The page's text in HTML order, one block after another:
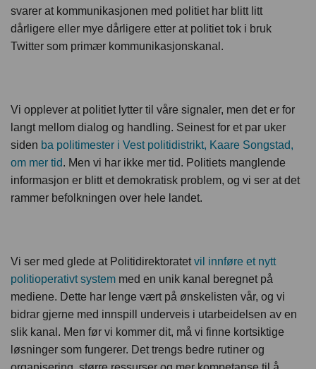
svarer at kommunikasjonen med politiet har blitt litt
dårligere eller mye dårligere etter at politiet tok i bruk
Twitter som primær kommunikasjonskanal.
Vi opplever at politiet lytter til våre signaler, men det er for
langt mellom dialog og handling. Seinest for et par uker
siden ba politimester i Vest politidistrikt, Kaare Songstad,
om mer tid. Men vi har ikke mer tid. Politiets manglende
informasjon er blitt et demokratisk problem, og vi ser at det
rammer befolkningen over hele landet.
Vi ser med glede at Politidirektoratetvil innføre et nytt
politioperativt system med en unik kanal beregnet på
mediene. Dette har lenge vært på ønskelisten vår, og vi
bidrar gjerne med innspill underveis i utarbeidelsen av en
slik kanal. Men før vi kommer dit, må vi finne kortsiktige
løsninger som fungerer. Det trengs bedre rutiner og